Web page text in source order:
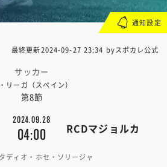
最終更新2024-09-27 23:34 byスポカレ公式
サッカー
リーガ（スペイン）
第8節
2024.09.28
04:00 RCDマジョルカ
ディオ・ホセ・ソリージャ
通知設定